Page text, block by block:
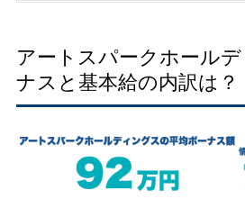
アートスパークホール
ナスと基本給の内訳は？